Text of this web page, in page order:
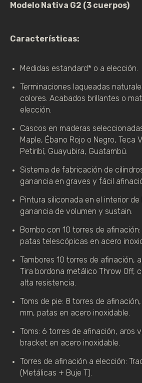
Modelo Nativa G2 (3 cuerpos)
Características:
Medidas estandard* o a elección.
Terminaciones laqueadas
colores. Acabados brillantes o
elección.
Cascos en maderas
Maple, Ébano Rojo o Negro, Teca
Petiribí, Guayubira, Guatambú.
Sistema de fabricación de
ganancia en graves y fácil
Pintura siliconada en el interior de
ganancia de volumen y sustain.
Bombo con 10 torres de
patas telescópicas en acero
Tambores 10 torres de afinación,
Tira bordona metálico Throw Off,
alta resistencia.
Toms de pie: 8 torres de
mm, patas en acero inoxidable.
Toms: 6 torres de afinación, aros
bracket en acero inoxidable.
Torres de afinación a elección:
(Metálicas + Buje T).